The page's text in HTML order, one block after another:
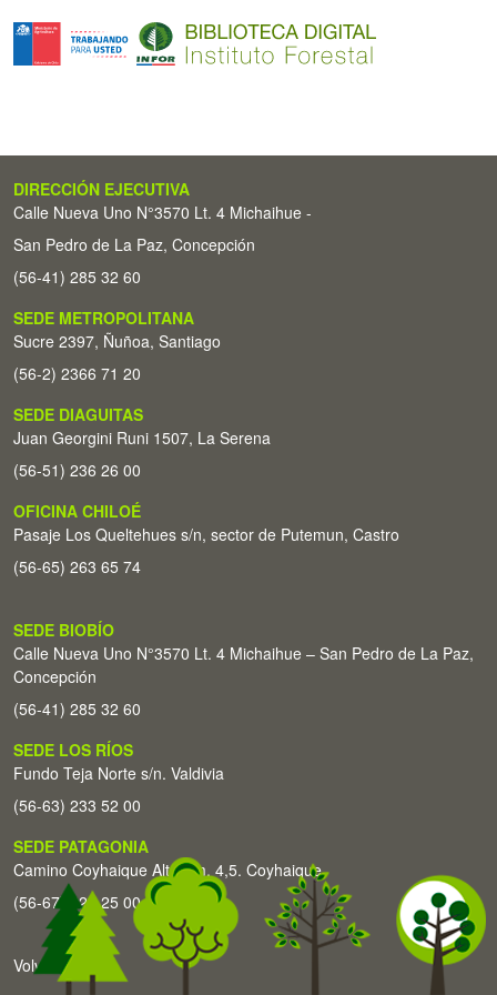
DIRECCIÓN EJECUTIVA
Calle Nueva Uno N°3570 Lt. 4 Michaihue -
San Pedro de La Paz, Concepción
(56-41) 285 32 60
SEDE METROPOLITANA
Sucre 2397, Ñuñoa, Santiago
(56-2) 2366 71 20
SEDE DIAGUITAS
Juan Georgini Runi 1507, La Serena
(56-51) 236 26 00
OFICINA CHILOÉ
Pasaje Los Queltehues s/n, sector de Putemun, Castro
(56-65) 263 65 74
SEDE BIOBÍO
Calle Nueva Uno N°3570 Lt. 4 Michaihue – San Pedro de La Paz,
Concepción
(56-41) 285 32 60
SEDE LOS RÍOS
Fundo Teja Norte s/n. Valdivia
(56-63) 233 52 00
SEDE PATAGONIA
Camino Coyhaique Alto Km. 4,5. Coyhaique
(56-67) 226 25 00
Volver arriba